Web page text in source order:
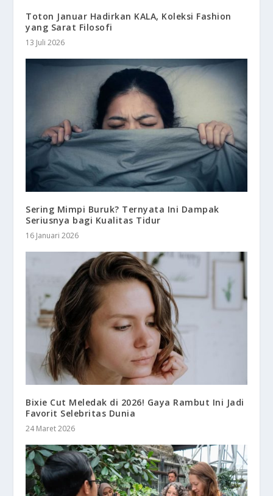
Toton Januar Hadirkan KALA, Koleksi Fashion
yang Sarat Filosofi
13 Juli 2026
Sering Mimpi Buruk? Ternyata Ini Dampak
Seriusnya bagi Kualitas Tidur
16 Januari 2026
Bixie Cut Meledak di 2026! Gaya Rambut Ini Jadi
Favorit Selebritas Dunia
24 Maret 2026